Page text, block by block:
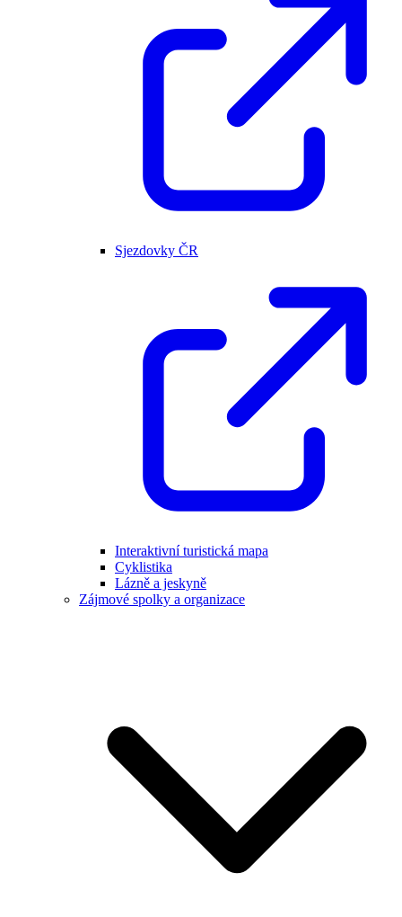
Sjezdovky ČR
Interaktivní turistická mapa
Cyklistika
Lázně a jeskyně
Zájmové spolky a organizace